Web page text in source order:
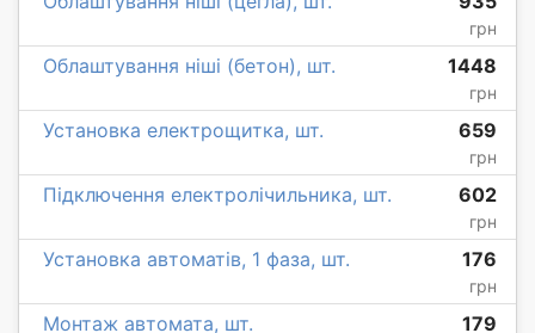
грн
Облаштування ніші (бетон), шт. 1448
грн
Установка електрощитка, шт. 659
грн
Підключення електролічильника, шт. 602
грн
Установка автоматів, 1 фаза, шт. 176
грн
Монтаж автомата, шт. 179